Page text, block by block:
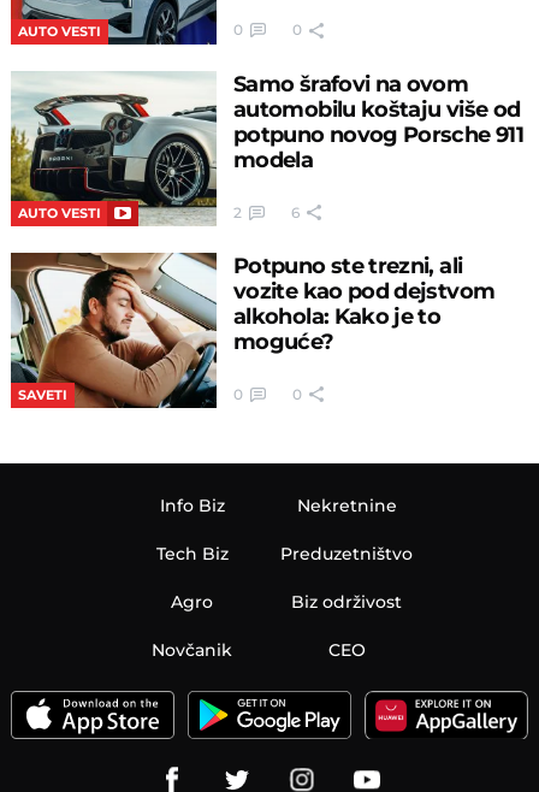
AUTO VESTI 0 0
AUTO VESTI
Samo šrafovi na ovom
automobilu koštaju više od
potpuno novog Porsche 911
modela
2 6
SAVETI
Potpuno ste trezni, ali
vozite kao pod dejstvom
alkohola: Kako je to
moguće?
0 0
Info Biz
Tech Biz
Agro
Nekretnine
Preduzetništvo
Biz održivost
Novčanik CEO